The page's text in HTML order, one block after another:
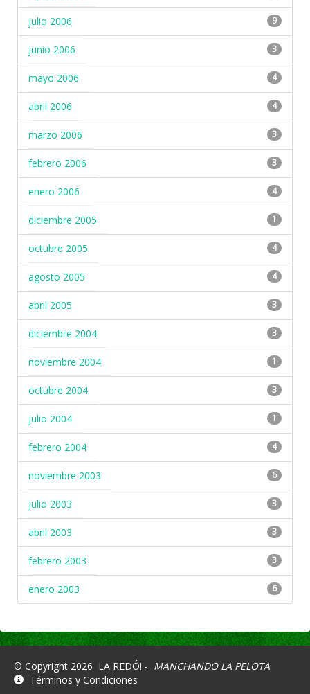
julio 2006 9
junio 2006 3
mayo 2006 4
abril 2006 4
marzo 2006 3
febrero 2006 3
enero 2006 4
diciembre 2005 1
octubre 2005 4
agosto 2005 4
abril 2005 3
diciembre 2004 3
noviembre 2004 1
octubre 2004 3
julio 2004 1
febrero 2004 4
noviembre 2003 6
julio 2003 3
abril 2003 3
febrero 2003 3
enero 2003 6
© Copyright 2026 LA REDÓ! - MANCHANDO LA PELOTA
Términos y Condiciones